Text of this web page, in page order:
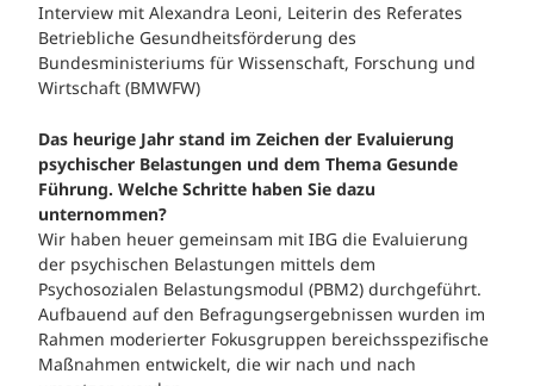
Interview mit Alexandra Leoni, Leiterin des Referates
Betriebliche Gesundheitsförderung des
Bundesministeriums für Wissenschaft, Forschung und
Wirtschaft (BMWFW)
Das heurige Jahr stand im Zeichen der Evaluierung
psychischer Belastungen und dem Thema Gesunde
Führung. Welche Schritte haben Sie dazu
unternommen?
Wir haben heuer gemeinsam mit IBG die Evaluierung
der psychischen Belastungen mittels dem
Psychosozialen Belastungsmodul (PBM2) durchgeführt.
Aufbauend auf den Befragungsergebnissen wurden im
Rahmen moderierter Fokusgruppen bereichsspezifische
Maßnahmen entwickelt, die wir nach und nach